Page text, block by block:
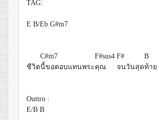
TAG:
E B/Eb G#m7
C#m7 F#sus4 F#
B
ชีวิตนี้ขอตอบแทนพระคุณ จนวันสุดท้าย
Outtro :
E/B B